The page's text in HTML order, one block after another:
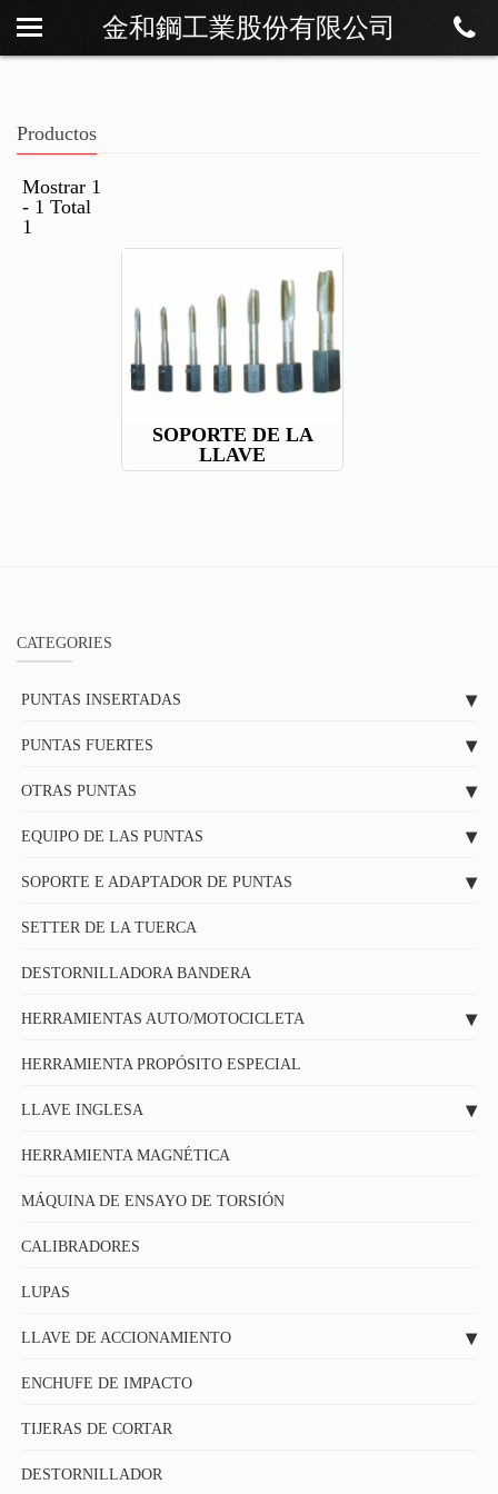
金和鋼工業股份有限公司
Sobre Os
Contáctenos
Productos
Mostrar 1
- 1 Total
1
SOPORTE DE LA
LLAVE
CATEGORIES
PUNTAS INSERTADAS
PUNTAS FUERTES
OTRAS PUNTAS
EQUIPO DE LAS PUNTAS
SOPORTE E ADAPTADOR DE PUNTAS
SETTER DE LA TUERCA
DESTORNILLADORA BANDERA
HERRAMIENTAS AUTO/MOTOCICLETA
HERRAMIENTA PROPÓSITO ESPECIAL
LLAVE INGLESA
HERRAMIENTA MAGNÉTICA
MÁQUINA DE ENSAYO DE TORSIÓN
CALIBRADORES
LUPAS
LLAVE DE ACCIONAMIENTO
ENCHUFE DE IMPACTO
TIJERAS DE CORTAR
DESTORNILLADOR